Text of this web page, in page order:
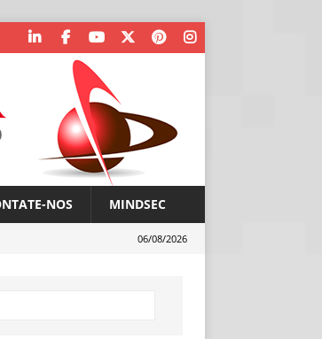
NOS MINDSEC
06/08/2026